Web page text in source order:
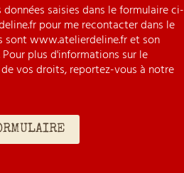
saisies dans le formulaire ci-
pour me recontacter dans le
sont www.atelierdeline.fr et son
plus d'informations sur le
vos droits, reportez-vous à notre